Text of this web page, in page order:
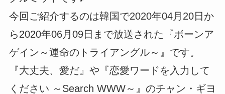
今回ご紹介するのは韓国で2020年04月20日か
ら2020年06月09日まで放送された『ボーンア
ゲイン～運命のトライアングル～』です。
『大丈夫、愛だ』や『恋愛ワードを入力して
ください ～Search WWW～』のチャン・ギヨ